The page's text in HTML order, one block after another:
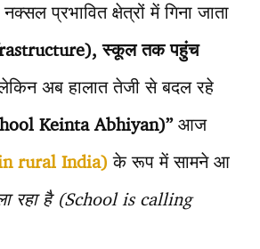
प्रभावित क्षेत्रों में गिना जाता
स्कूल तक पहुंच
अब हालात तेजी से बदल रहे
Keinta Abhiyan)”आज
in rural India) के रूप में सामने आ
रहा है (School is calling